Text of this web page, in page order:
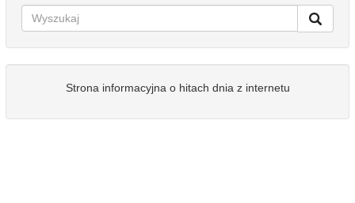
Strona informacyjna o hitach dnia z internetu